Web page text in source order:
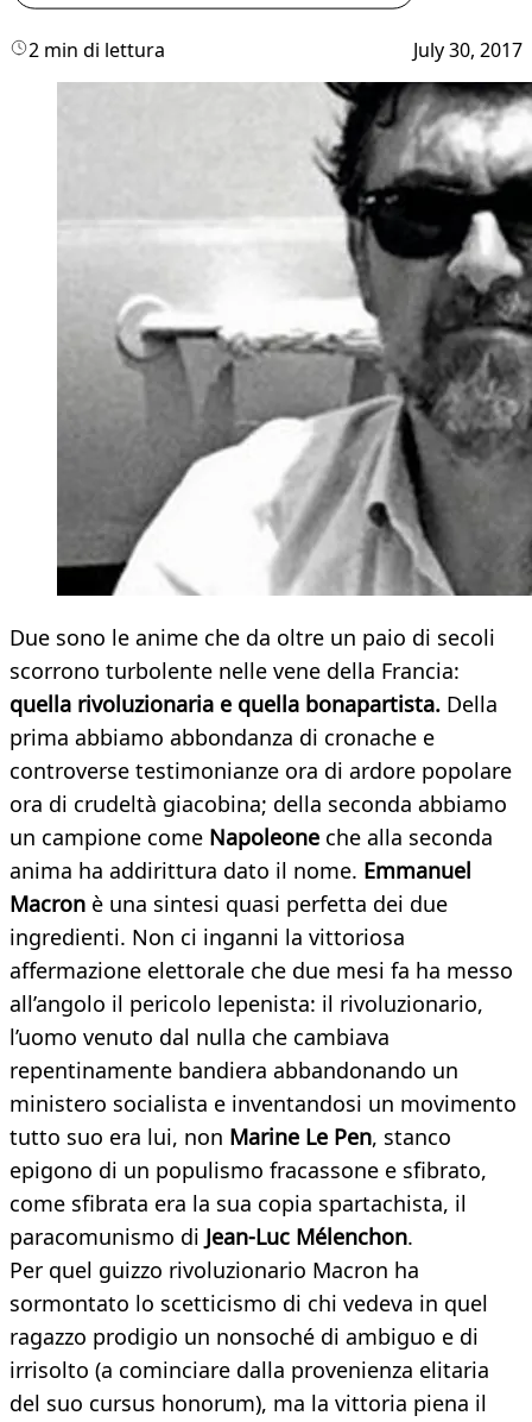
2 min di lettura July 30, 2017
Due sono le anime che da oltre un paio di secoli
scorrono turbolente nelle vene della Francia:
quella rivoluzionaria e quella bonapartista. Della
prima abbiamo abbondanza di cronache e
controverse testimonianze ora di ardore popolare
ora di crudeltà giacobina; della seconda abbiamo
un campione come Napoleone che alla seconda
anima ha addirittura dato il nome. Emmanuel
Macron è una sintesi quasi perfetta dei due
ingredienti. Non ci inganni la vittoriosa
affermazione elettorale che due mesi fa ha messo
all’angolo il pericolo lepenista: il rivoluzionario,
l’uomo venuto dal nulla che cambiava
repentinamente bandiera abbandonando un
ministero socialista e inventandosi un movimento
tutto suo era lui, non Marine Le Pen, stanco
epigono di un populismo fracassone e sfibrato,
come sfibrata era la sua copia spartachista, il
paracomunismo di Jean-Luc Mélenchon.
Per quel guizzo rivoluzionario Macron ha
sormontato lo scetticismo di chi vedeva in quel
ragazzo prodigio un nonsoché di ambiguo e di
irrisolto (a cominciare dalla provenienza elitaria
del suo cursus honorum), ma la vittoria piena il